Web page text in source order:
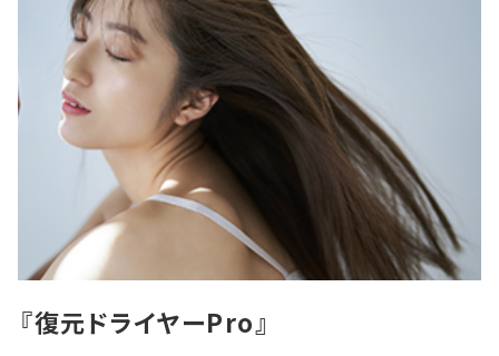
『復元ドライヤーPro』